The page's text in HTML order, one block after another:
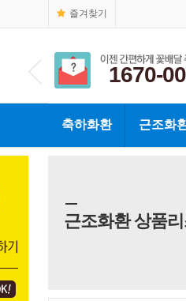
즐겨찾기
1670-
축하화환 근조화
근조화환 상품